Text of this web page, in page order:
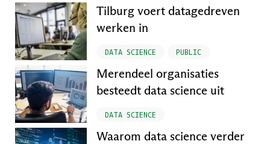
Tilburg voert datagedreven
werken in
DATA SCIENCE PUBLIC
Merendeel organisaties
besteedt data science uit
DATA SCIENCE
Waarom data science verder